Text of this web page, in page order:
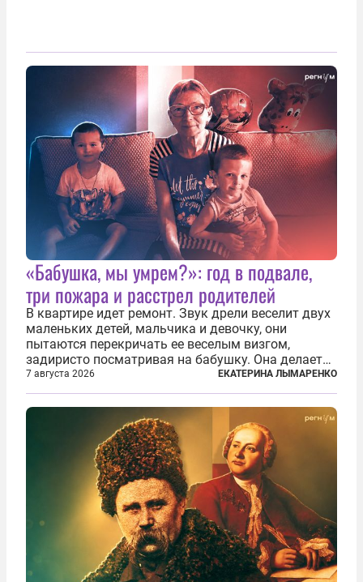
«Бабушка, мы умрем?»: год в подвале,
три пожара и расстрел родителей
В квартире идет ремонт. Звук дрели веселит двух
маленьких детей, мальчика и девочку, они
пытаются перекричать ее веселым визгом,
задиристо посматривая на бабушку. Она делает
им замечание, но внуки чувствуют, что она
сердится невсерьез. И это правда: дрель, конечно,
сверлит противно, но всё...
7 августа 2026 ЕКАТЕРИНА ЛЫМАРЕНКО